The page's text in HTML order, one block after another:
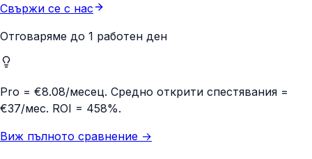
Свържи се с нас
Отговаряме до 1 работен ден
Pro = €8.08/месец. Средно открити спестявания =
€37/мес. ROI = 458%.
Виж пълното сравнение →